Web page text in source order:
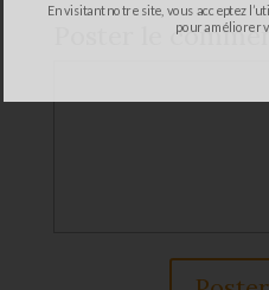
Poster le
En visitant notre site, vous acceptez
pour améliorer